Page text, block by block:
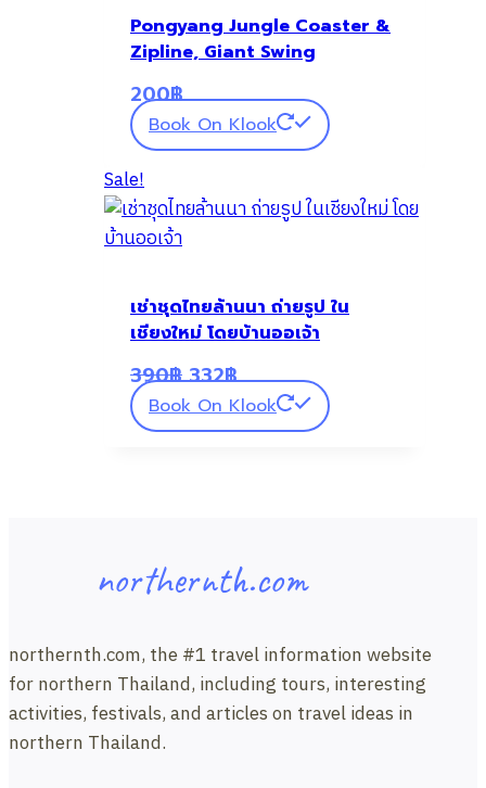
Pongyang Jungle Coaster &
Zipline, Giant Swing
200฿
Book On Klook
Sale!
เช่าชุดไทยล้านนา ถ่ายรูป ใน
เชียงใหม่ โดยบ้านออเจ้า
390฿Original
price
was:
332฿Current
price
is:
Book On Klook
northernth.com
northernth.com, the #1 travel information website
for northern Thailand, including tours, interesting
activities, festivals, and articles on travel ideas in
northern Thailand.